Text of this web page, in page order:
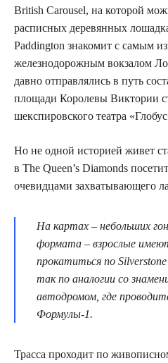
British Carousel, на которой
расписных деревянных
Paddington знакомит с самым
железнодорожным вокзалом
давно отправлялись в путь
площади Королевы Виктории
шекспировского театра
Но не одной историей живет
в The Queen’s Diamonds
очевидцами захватывающего
На картах – небольших
формата – взрослые
прокатиться по
так по аналогии со
автодромом, где
Формулы-1.
Трасса проходит по